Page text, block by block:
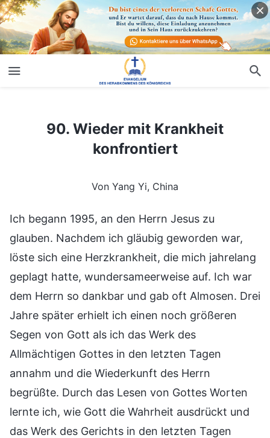
90. Wieder mit Krankheit konfrontiert
90. Wieder mit Krankheit
konfrontiert
Von Yang Yi, China
Ich begann 1995, an den Herrn Jesus zu
glauben. Nachdem ich gläubig geworden war,
löste sich eine Herzkrankheit, die mich jahrelang
geplagt hatte, wundersameerweise auf. Ich war
dem Herrn so dankbar und gab oft Almosen. Drei
Jahre später erhielt ich einen noch größeren
Segen von Gott als ich das Werk des
Allmächtigen Gottes in den letzten Tagen
annahm und die Wiederkunft des Herrn
begrüßte. Durch das Lesen von Gottes Worten
lernte ich, wie Gott die Wahrheit ausdrückt und
das Werk des Gerichts in den letzten Tagen